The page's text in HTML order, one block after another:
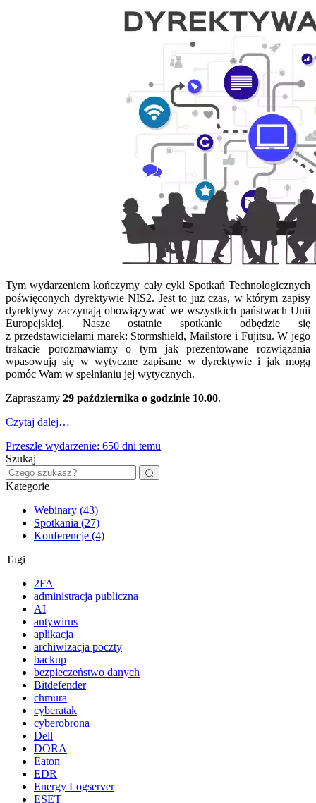
Tym wydarzeniem kończymy cały cykl Spotkań Technologicznych
poświęconych dyrektywie NIS2. Jest to już czas, w którym zapisy
dyrektywy zaczynają obowiązywać we wszystkich państwach Unii
Europejskiej. Nasze ostatnie spotkanie odbędzie się
z przedstawicielami marek: Stormshield, Mailstore i Fujitsu. W jego
trakacie porozmawiamy o tym jak prezentowane rozwiązania
wpasowują się w wytyczne zapisane w dyrektywie i jak mogą
pomóc Wam w spełnianiu jej wytycznych.
Zapraszamy 29 października o godzinie 10.00.
Czytaj dalej…
Przeszłe wydarzenie: 650 dni temu
Szukaj
Kategorie
Webinary (43)
Spotkania (27)
Konferencje (4)
Tagi
2FA
administracja publiczna
AI
antywirus
aplikacja
archiwizacja poczty
backup
bezpieczeństwo danych
Bitdefender
chmura
cyberatak
cyberobrona
Dell
DORA
Eaton
EDR
Energy Logserver
ESET